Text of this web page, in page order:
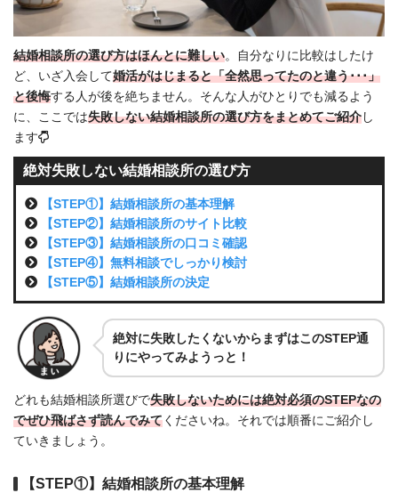
結婚相談所の選び方はほんとに難しい。自分なりに比較はしたけ
ど、いざ入会して婚活がはじまると「全然思ってたのと違う･･･」
と後悔する人が後を絶ちません。そんな人がひとりでも減るよう
に、ここでは失敗しない結婚相談所の選び方をまとめてご紹介し
ます
絶対失敗しない結婚相談所の選び方
【STEP①】結婚相談所の基本理解
【STEP②】結婚相談所のサイト比較
【STEP③】結婚相談所の口コミ確認
【STEP④】無料相談でしっかり検討
【STEP⑤】結婚相談所の決定
絶対に失敗したくないからまずはこのSTEP通
りにやってみようっと！
どれも結婚相談所選びで失敗しないためには絶対必須のSTEPなの
でぜひ飛ばさず読んでみてくださいね。それでは順番にご紹介し
ていきましょう。
【STEP①】結婚相談所の基本理解